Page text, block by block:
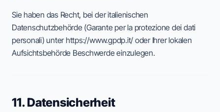
Sie haben das Recht, bei der italienischen
Datenschutzbehörde (Garante per la protezione dei dati
personali) unter https://www.gpdp.it/ oder Ihrer lokalen
Aufsichtsbehörde Beschwerde einzulegen.
11. Datensicherheit